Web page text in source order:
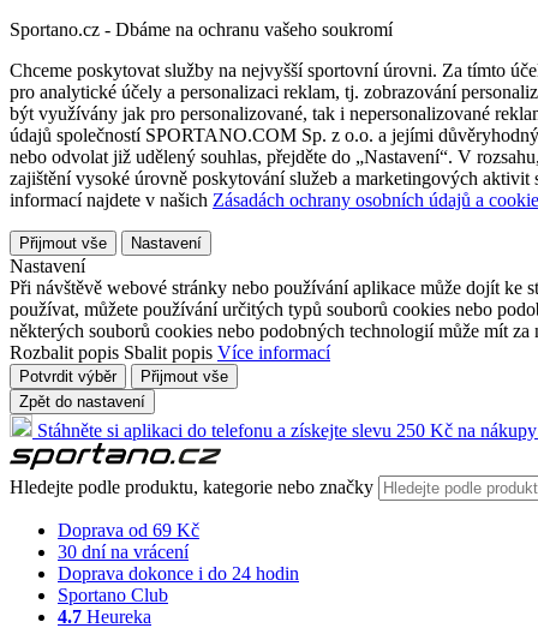
Sportano.cz - Dbáme na ochranu vašeho soukromí
Chceme poskytovat služby na nejvyšší sportovní úrovni. Za tímto
pro analytické účely a personalizaci reklam, tj. zobrazování
být využívány jak pro personalizované, tak i nepersonalizované
údajů společností SPORTANO.COM Sp. z o.o. a jejími
nebo odvolat již udělený souhlas, přejděte do „Nastavení“. V
zajištění vysoké úrovně poskytování služeb a marketingových
informací najdete v našich Zásadách ochrany osobních údajů a
Přijmout vše Nastavení
Nastavení
Při návštěvě webové stránky nebo používání aplikace může dojít ke
používat, můžete používání určitých typů souborů cookies nebo
některých souborů cookies nebo podobných technologií může mít
Rozbalit popis Sbalit popis Více informací
Potvrdit výběr
Přijmout vše
Zpět do nastavení
Stáhněte si aplikaci do telefonu a získejte slevu 250 Kč na
Hledejte podle produktu, kategorie nebo značky
Doprava od 69 Kč
30 dní na vrácení
Doprava dokonce i do 24 hodin
Sportano Club
4.7 Heureka